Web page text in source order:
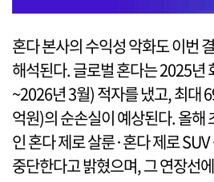
혼다 본사의 수익성 악화도 이번
해석된다. 글로벌 혼다는 2025년
~2026년 3월) 적자를 냈고, 최대
억원)의 순손실이 예상된다. 올해
인 혼다 제로 살룬·혼다 제로
중단한다고 밝혔으며, 그 연장선